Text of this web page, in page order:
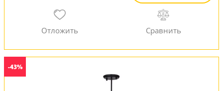
-43%